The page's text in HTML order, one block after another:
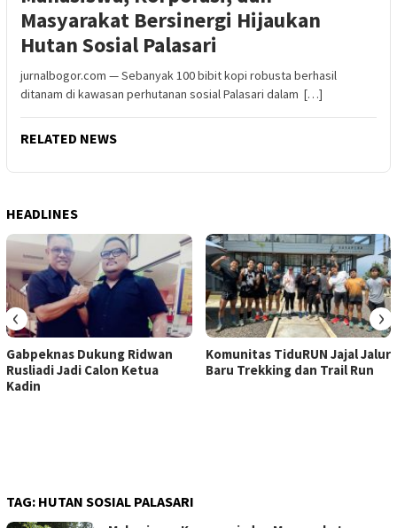
Masyarakat Bersinergi Hijaukan
Hutan Sosial Palasari
jurnalbogor.com — Sebanyak 100 bibit kopi robusta berhasil
ditanam di kawasan perhutanan sosial Palasari dalam […]
RELATED NEWS
HEADLINES
Gabpeknas Dukung Ridwan
Rusliadi Jadi Calon Ketua
Kadin
Komunitas TiduRUN Jajal Jalur
Baru Trekking dan Trail Run
‹ ›
TAG: HUTAN SOSIAL PALASARI